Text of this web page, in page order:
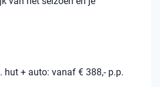
hut + auto: vanaf € 388,- p.p.